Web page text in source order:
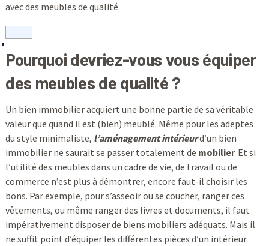
avec des meubles de qualité.
Pourquoi devriez-vous vous équiper
des meubles de qualité ?
Un bien immobilier acquiert une bonne partie de sa véritable
valeur que quand il est (bien) meublé. Même pour les adeptes
du style minimaliste, l’aménagement intérieurd’un bien
immobilier ne saurait se passer totalement de mobilier. Et si
l’utilité des meubles dans un cadre de vie, de travail ou de
commerce n’est plus à démontrer, encore faut-il choisir les
bons. Par exemple, pour s’asseoir ou se coucher, ranger ces
vêtements, ou même ranger des livres et documents, il faut
impérativement disposer de biens mobiliers adéquats. Mais il
ne suffit point d’équiper les différentes pièces d’un intérieur